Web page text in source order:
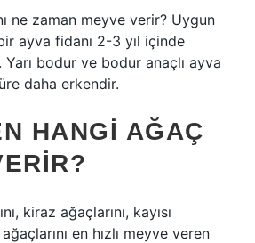
ne zaman meyve verir? Uygun
ayva fidanı 2-3 yıl içinde
bodur ve bodur anaçlı ayva
daha erkendir.
HANGI AĞAÇ
kiraz ağaçlarını, kayısı
en hızlı meyve veren